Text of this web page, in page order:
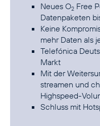
Neues O2 Free
Datenpaketen
Keine
mehr Daten als
Telefónica
Markt
Mit der
streamen und
Highspeed-
Schluss mit